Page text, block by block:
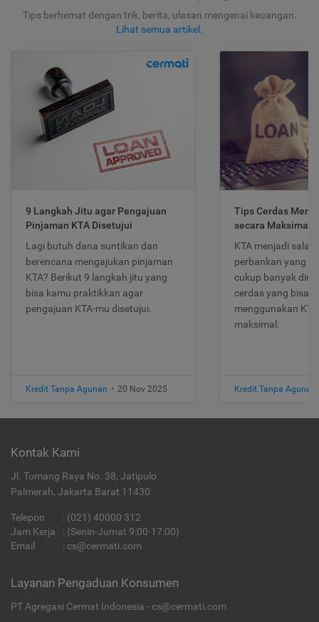
Tips berhemat dengan trik, berita, ulasan mengenai keuangan.
Lihat semua artikel .
9 Langkah Jitu agar Pengajuan
Pinjaman KTA Disetujui
Lagi butuh dana suntikan dan
berencana mengajukan pinjaman
KTA? Berikut 9 langkah jitu yang
bisa kamu praktikkan agar
pengajuan KTA-mu disetujui.
Kredit Tanpa Agunan • 20 Nov 2025
Tips Cerdas
secara Maksimal
KTA menjadi
perbankan yang
cukup banyak
cerdas yang bisa
menggunakan
maksimal:
Kredit Tanpa Agunan
Kontak Kami
Jl. Tomang Raya No. 38, Jatipulo
Palmerah, Jakarta Barat 11430
Telepon : (021) 40000 312
Jam Kerja
: (Senin-Jumat 9:00-17:00)
Email
: cs@cermati.com
Layanan Pengaduan Konsumen
PT Agregasi Cermat Indonesia - cs@cermati.com